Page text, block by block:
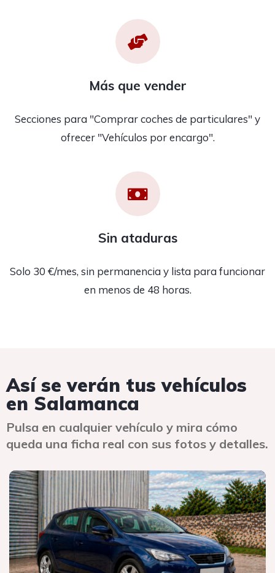
Más que vender
Secciones para "Comprar coches de particulares" y
ofrecer "Vehículos por encargo".
Sin ataduras
Solo 30 €/mes, sin permanencia y lista para funcionar
en menos de 48 horas.
Así se verán tus vehículos
en Salamanca
Pulsa en cualquier vehículo y mira cómo
queda una ficha real con sus fotos y detalles.